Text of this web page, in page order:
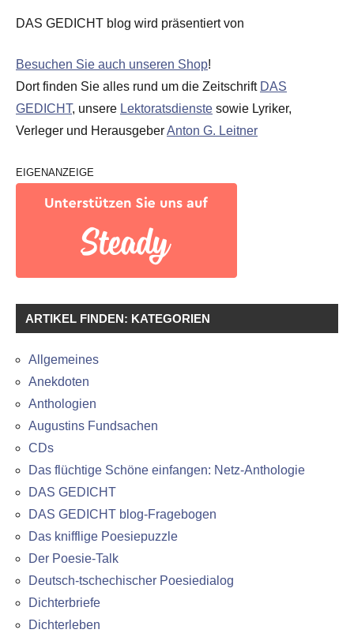
DAS GEDICHT blog wird präsentiert von
Besuchen Sie auch unseren Shop!
Dort finden Sie alles rund um die Zeitschrift DAS
GEDICHT, unsere Lektoratsdienste sowie Lyriker,
Verleger und HerausgeberAnton G. Leitner
EIGENANZEIGE
ARTIKEL FINDEN: KATEGORIEN
Allgemeines
Anekdoten
Anthologien
Augustins Fundsachen
CDs
Das flüchtige Schöne einfangen: Netz-Anthologie
DAS GEDICHT
DAS GEDICHT blog-Fragebogen
Das knifflige Poesiepuzzle
Der Poesie-Talk
Deutsch-tschechischer Poesiedialog
Dichterbriefe
Dichterleben